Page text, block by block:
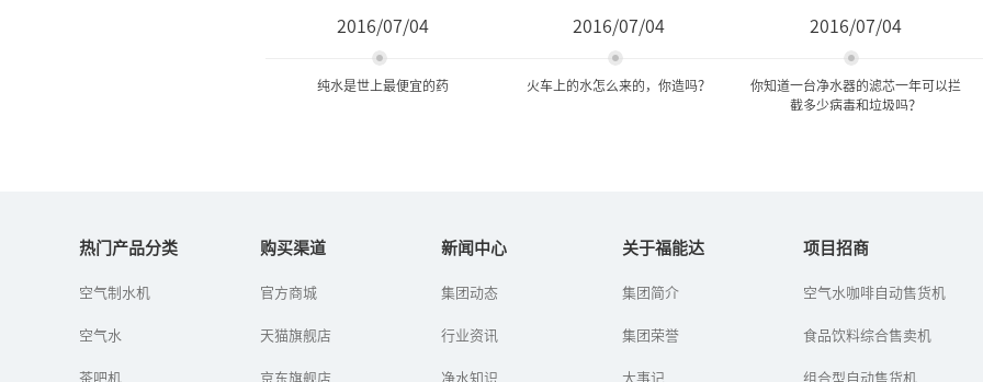
2016/07/04
纯水是世上最便宜的药
2016/07/04
火车上的水怎么来的，你造吗？
火车上的水是怎么来的？
这个问题？小编曾经一度
断循环来的，结果发现自
2016/07/04
你知道一台净水器的滤芯一年可以拦
截多少病毒和垃圾吗？
你知道一台净水器的滤芯
垃圾吗？
热门产品分类
空气制水机
空气水
茶吧机
购买渠道
官方商城
天猫旗舰店
京东旗舰店
新闻中心
集团动态
行业资讯
净水知识
关于福能达
集团简介
集团荣誉
大事记
项目招商
空气水咖啡自动售货机
食品饮料综合售卖机
组合型自动售货机